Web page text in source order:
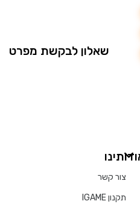
שאלון לבקשת מפרט
צור קשר
תקנון IGAME